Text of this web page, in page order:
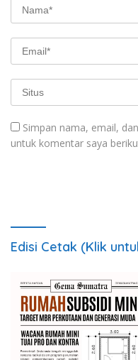
Simpan nama, email,
untuk komentar saya
Edisi Cetak (Klik